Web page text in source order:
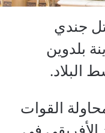
جندي
بلدوين
البلاد.
القوات